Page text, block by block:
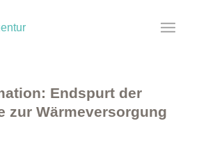
Endspurt der
zur Wärmeversorgung